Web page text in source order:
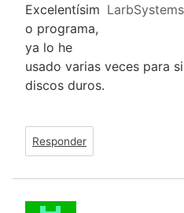
LarbSystems
Excelentísim
o programa,
ya lo he
usado varias veces para
discos duros.
Responder